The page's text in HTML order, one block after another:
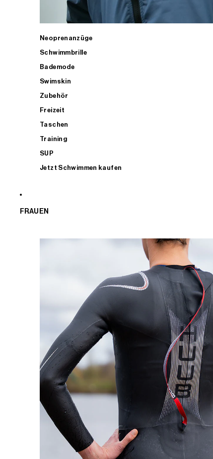
Neoprenanzüge
Schwimmbrille
Bademode
Swimskin
Zubehör
Freizeit
Taschen
Training
SUP
Jetzt Schwimmen kaufen
FRAUEN